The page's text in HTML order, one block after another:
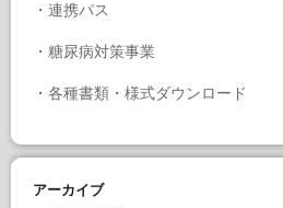
・ 連携パス
・ 糖尿病対策事業
・ 各種書類・様式ダウンロード
アーカイブ